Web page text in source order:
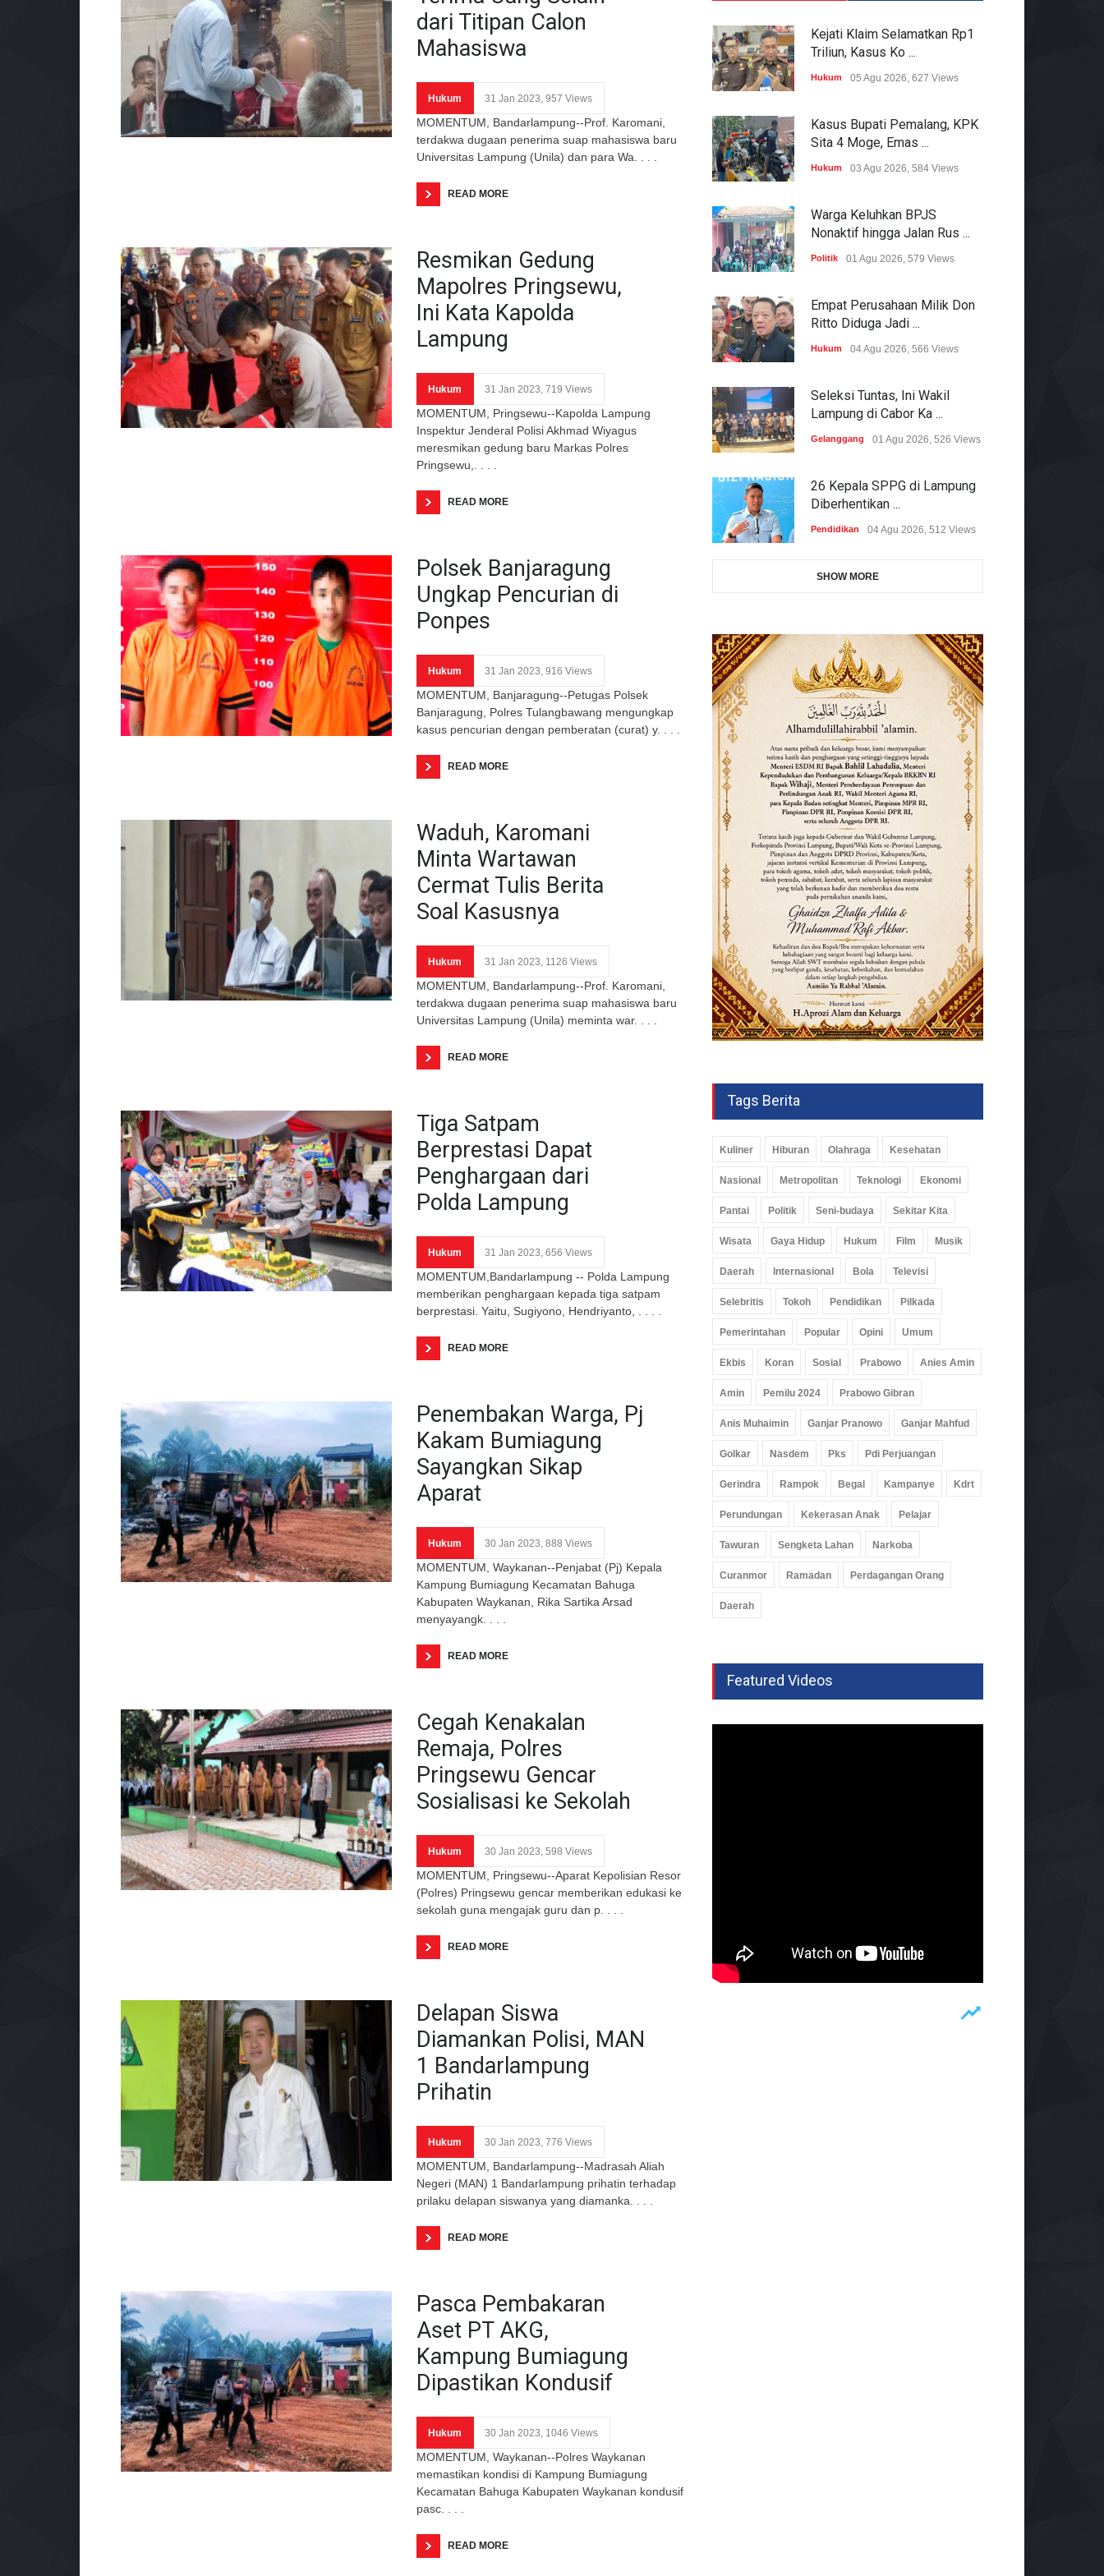
dari Titipan Calon
Mahasiswa
Hukum 31 Jan 2023, 957 Views
MOMENTUM, Bandarlampung--Prof. Karomani,
terdakwa dugaan penerima suap mahasiswa baru
Universitas Lampung (Unila) dan para Wa. . . .
READ MORE
Resmikan Gedung
Mapolres Pringsewu,
Ini Kata Kapolda
Lampung
Hukum 31 Jan 2023, 719 Views
MOMENTUM, Pringsewu--Kapolda Lampung
Inspektur Jenderal Polisi Akhmad Wiyagus
meresmikan gedung baru Markas Polres
Pringsewu,. . . .
READ MORE
Polsek Banjaragung
Ungkap Pencurian di
Ponpes
Hukum 31 Jan 2023, 916 Views
MOMENTUM, Banjaragung--Petugas Polsek
Banjaragung, Polres Tulangbawang mengungkap
kasus pencurian dengan pemberatan (curat) y. . . .
READ MORE
Waduh, Karomani
Minta Wartawan
Cermat Tulis Berita
Soal Kasusnya
Hukum 31 Jan 2023, 1126 Views
MOMENTUM, Bandarlampung--Prof. Karomani,
terdakwa dugaan penerima suap mahasiswa baru
Universitas Lampung (Unila) meminta war. . . .
READ MORE
Tiga Satpam
Berprestasi Dapat
Penghargaan dari
Polda Lampung
Hukum 31 Jan 2023, 656 Views
MOMENTUM,Bandarlampung -- Polda Lampung
memberikan penghargaan kepada tiga satpam
berprestasi. Yaitu, Sugiyono, Hendriyanto, . . . .
READ MORE
Penembakan Warga, Pj
Kakam Bumiagung
Sayangkan Sikap
Aparat
Hukum 30 Jan 2023, 888 Views
MOMENTUM, Waykanan--Penjabat (Pj) Kepala
Kampung Bumiagung Kecamatan Bahuga
Kabupaten Waykanan, Rika Sartika Arsad
menyayangk. . . .
READ MORE
Cegah Kenakalan
Remaja, Polres
Pringsewu Gencar
Sosialisasi ke Sekolah
Hukum 30 Jan 2023, 598 Views
MOMENTUM, Pringsewu--Aparat Kepolisian Resor
(Polres) Pringsewu gencar memberikan edukasi ke
sekolah guna mengajak guru dan p. . . .
READ MORE
Delapan Siswa
Diamankan Polisi, MAN
1 Bandarlampung
Prihatin
Hukum 30 Jan 2023, 776 Views
MOMENTUM, Bandarlampung--Madrasah Aliah
Negeri (MAN) 1 Bandarlampung prihatin terhadap
prilaku delapan siswanya yang diamanka. . . .
READ MORE
Pasca Pembakaran
Aset PT AKG,
Kampung Bumiagung
Dipastikan Kondusif
Hukum 30 Jan 2023, 1046 Views
MOMENTUM, Waykanan--Polres Waykanan
memastikan kondisi di Kampung Bumiagung
Kecamatan Bahuga Kabupaten Waykanan kondusif
pasc. . . .
READ MORE
Kejati Klaim Selamatkan Rp1
Triliun, Kasus Ko ...
Hukum 05 Agu 2026, 627 Views
Kasus Bupati Pemalang, KPK
Sita 4 Moge, Emas ...
Hukum 03 Agu 2026, 584 Views
Warga Keluhkan BPJS
Nonaktif hingga Jalan Rus ...
Politik 01 Agu 2026, 579 Views
Empat Perusahaan Milik Don
Ritto Diduga Jadi ...
Hukum 04 Agu 2026, 566 Views
Seleksi Tuntas, Ini Wakil
Lampung di Cabor Ka ...
Gelanggang 01 Agu 2026, 526 Views
26 Kepala SPPG di Lampung
Diberhentikan ...
Pendidikan 04 Agu 2026, 512 Views
SHOW MORE
Tags Berita
Kuliner Hiburan Olahraga Kesehatan
Nasional Metropolitan Teknologi Ekonomi
Pantai Politik Seni-budaya Sekitar Kita
Wisata Gaya Hidup Hukum Film Musik
Daerah Internasional Bola Televisi
Selebritis Tokoh Pendidikan Pilkada
Pemerintahan Popular Opini Umum
Ekbis Koran Sosial Prabowo Anies Amin
Amin Pemilu 2024 Prabowo Gibran
Anis Muhaimin Ganjar Pranowo Ganjar Mahfud
Golkar Nasdem Pks Pdi Perjuangan
Gerindra Rampok Begal Kampanye Kdrt
Perundungan Kekerasan Anak Pelajar
Tawuran Sengketa Lahan Narkoba
Curanmor Ramadan Perdagangan Orang
Daerah
Featured Videos